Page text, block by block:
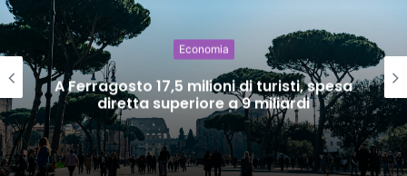
Economia
A Ferragosto 17,5 milioni di turisti, spesa
diretta superiore a 9 miliardi